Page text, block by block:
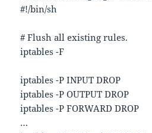
#!/bin/sh
# Flush all existing rules.
iptables -F
iptables -P INPUT DROP
iptables -P OUTPUT DROP
iptables -P FORWARD DROP
…